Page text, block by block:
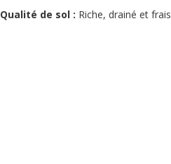
Qualité de sol : Riche, drainé et frais